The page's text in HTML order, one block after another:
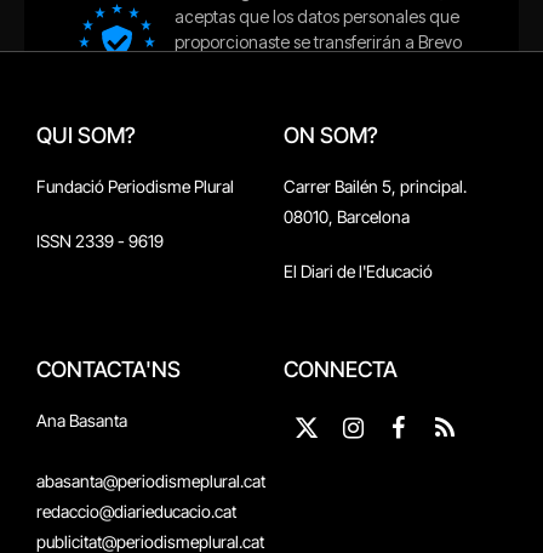
QUI SOM?
Fundació Periodisme Plural
ISSN 2339 - 9619
ON SOM?
Carrer Bailén 5, principal.
08010, Barcelona
El Diari de l'Educació
CONTACTA'NS
Ana Basanta
abasanta@periodismeplural.cat
redaccio@diarieducacio.cat
publicitat@periodismeplural.cat
CONNECTA
X
Instagram
Facebook
RSS